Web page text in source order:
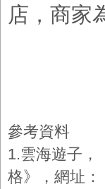
店，商家
參考資料
1.雲海遊子，
格》，網址：